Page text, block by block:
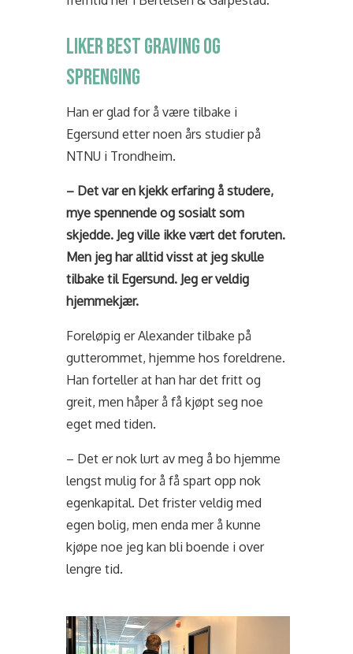
LIKER BEST GRAVING OG
SPRENGING
Han er glad for å være tilbake i
Egersund etter noen års studier på
NTNU i Trondheim.
– Det var en kjekk erfaring å studere,
mye spennende og sosialt som
skjedde. Jeg ville ikke vært det foruten.
Men jeg har alltid visst at jeg skulle
tilbake til Egersund. Jeg er veldig
hjemmekjær.
Foreløpig er Alexander tilbake på
gutterommet, hjemme hos foreldrene.
Han forteller at han har det fritt og
greit, men håper å få kjøpt seg noe
eget med tiden.
– Det er nok lurt av meg å bo hjemme
lengst mulig for å få spart opp nok
egenkapital. Det frister veldig med
egen bolig, men enda mer å kunne
kjøpe noe jeg kan bli boende i over
lengre tid.